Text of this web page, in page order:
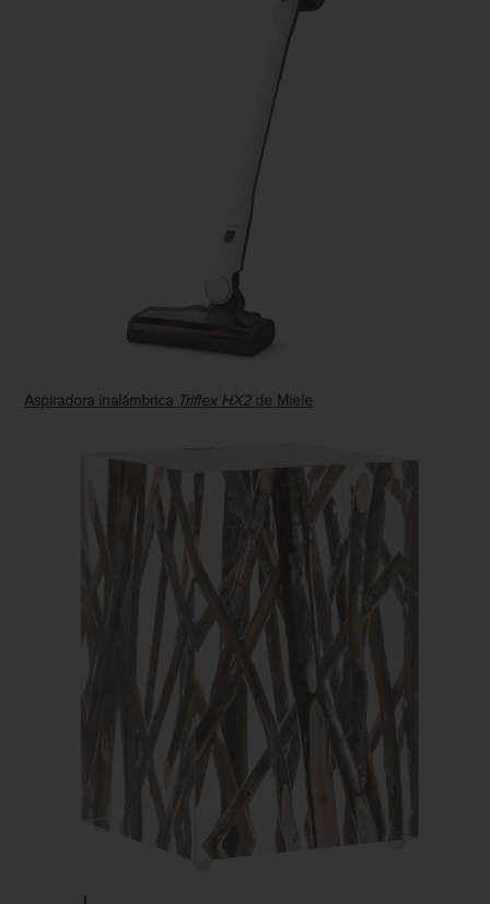
Aspiradora inalámbrica Triflex HX2 de Miele